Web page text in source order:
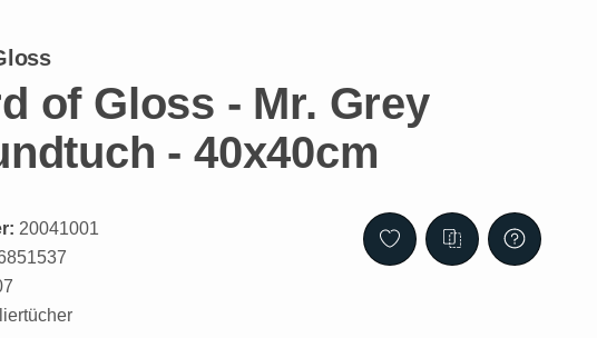
of Gloss - Mr. Grey
- 40x40cm
20041001